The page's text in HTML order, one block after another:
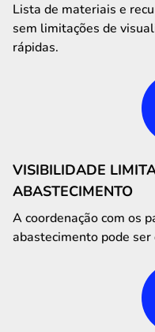
Lista de materiais e
sem limitações de
rápidas.
VISIBILIDADE
ABASTECIMENTO
A coordenação com os
abastecimento pode